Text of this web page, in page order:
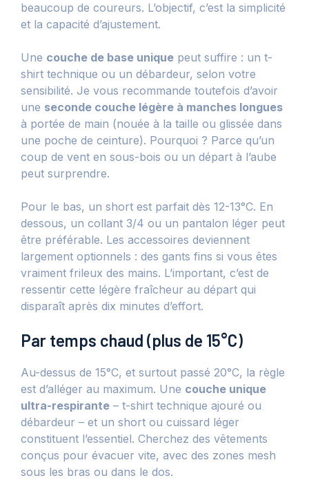
beaucoup de coureurs. L’objectif, c’est la simplicité
et la capacité d’ajustement.
Une couche de base unique peut suffire : un t-
shirt technique ou un débardeur, selon votre
sensibilité. Je vous recommande toutefois d’avoir
une seconde couche légère à manches longues
à portée de main (nouée à la taille ou glissée dans
une poche de ceinture). Pourquoi ? Parce qu’un
coup de vent en sous-bois ou un départ à l’aube
peut surprendre.
Pour le bas, un short est parfait dès 12-13°C. En
dessous, un collant 3/4 ou un pantalon léger peut
être préférable. Les accessoires deviennent
largement optionnels : des gants fins si vous êtes
vraiment frileux des mains. L’important, c’est de
ressentir cette légère fraîcheur au départ qui
disparaît après dix minutes d’effort.
Par temps chaud (plus de 15°C)
Au-dessus de 15°C, et surtout passé 20°C, la règle
est d’alléger au maximum. Une couche unique
ultra-respirante – t-shirt technique ajouré ou
débardeur – et un short ou cuissard léger
constituent l’essentiel. Cherchez des vêtements
conçus pour évacuer vite, avec des zones mesh
sous les bras ou dans le dos.